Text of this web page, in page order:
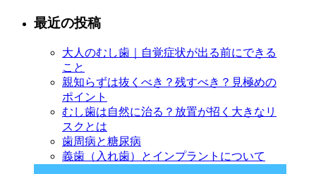
最近の投稿
大人のむし歯｜自覚症状が出る前にできる
こと
親知らずは抜くべき？残すべき？見極めの
ポイント
むし歯は自然に治る？放置が招く大きなリ
スクとは
歯周病と糖尿病
義歯（入れ歯）とインプラントについて